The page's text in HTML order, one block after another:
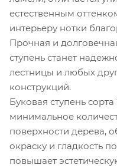
естественным
интерьеру нотки
Прочная и
ступень станет
лестницы и любых
конструкций.
Буковая ступень
минимальное
поверхности дерева,
окраску и гладкость
повышает